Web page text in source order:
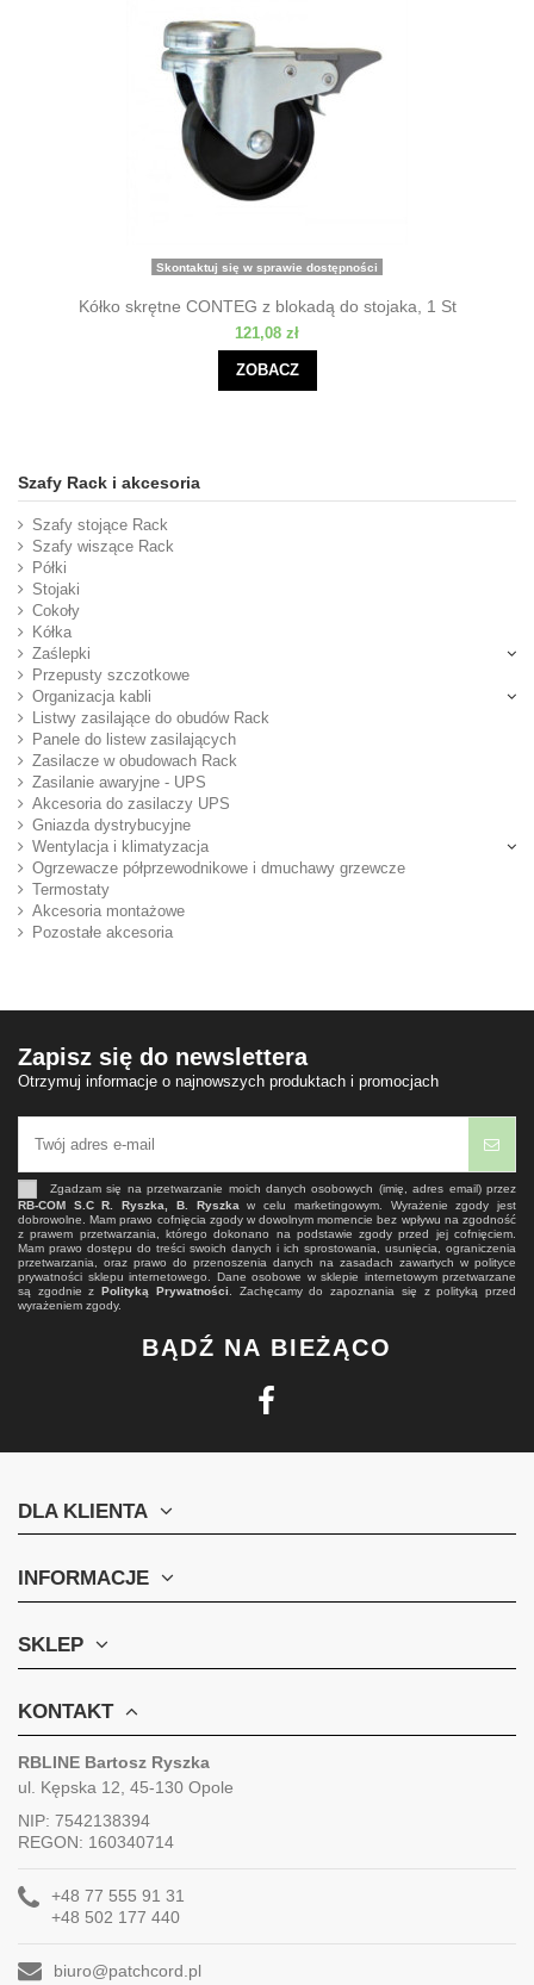
Skontaktuj się w sprawie dostępności
Kółko skrętne CONTEG z blokadą do stojaka, 1 St
121,08 zł
ZOBACZ
Szafy Rack i akcesoria
Szafy stojące Rack
Szafy wiszące Rack
Półki
Stojaki
Cokoły
Kółka
Zaślepki
Przepusty szczotkowe
Organizacja kabli
Listwy zasilające do obudów Rack
Panele do listew zasilających
Zasilacze w obudowach Rack
Zasilanie awaryjne - UPS
Akcesoria do zasilaczy UPS
Gniazda dystrybucyjne
Wentylacja i klimatyzacja
Ogrzewacze półprzewodnikowe i dmuchawy grzewcze
Termostaty
Akcesoria montażowe
Pozostałe akcesoria
Zapisz się do newslettera
Otrzymuj informacje o najnowszych produktach i promocjach
Zgadzam się na przetwarzanie moich danych osobowych (imię, adres email) przez
RB-COM S.C R. Ryszka, B. Ryszkaw celu marketingowym. Wyrażenie zgody jest
dobrowolne. Mam prawo cofnięcia zgody w dowolnym momencie bez wpływu na zgodność
z prawem przetwarzania, którego dokonano na podstawie zgody przed jej cofnięciem.
Mam prawo dostępu do treści swoich danych i ich sprostowania, usunięcia, ograniczenia
przetwarzania, oraz prawo do przenoszenia danych na zasadach zawartych w polityce
prywatności sklepu internetowego. Dane osobowe w sklepie internetowym przetwarzane
są zgodnie z
Polityką Prywatności. Zachęcamy do zapoznania się z polityką przed
wyrażeniem zgody.
BĄDŹ NA BIEŻĄCO
DLA KLIENTA
INFORMACJE
SKLEP
KONTAKT
RBLINE Bartosz Ryszka
ul. Kępska 12, 45-130 Opole
NIP: 7542138394
REGON: 160340714
+48 77 555 91 31
+48 502 177 440
biuro@patchcord.pl